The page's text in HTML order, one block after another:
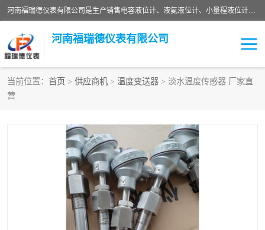
河南福瑞德仪表有限公司是生产销售电容液位计、液氨液位计、小量程液位计定制、智能锅炉水位计、液氮液位计等；并在产品开发、研制的过程中，吸取国内外仪器仪表的技术精华，建立了一支高、精、尖的科研开发队伍，使产品性能不断升级。
河南福瑞德仪表有限公司
当前位置： 首页 > 供应商机 > 温度变送器 > 淡水温度传感器 厂家直
营
压力传感器 流量传感器
液氮液位计
液位计传感器定制
物位计